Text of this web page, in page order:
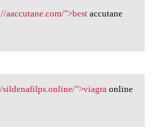
aaccutane
aaccutane.com/">bestaccutane
sildenafilps
">viagra online